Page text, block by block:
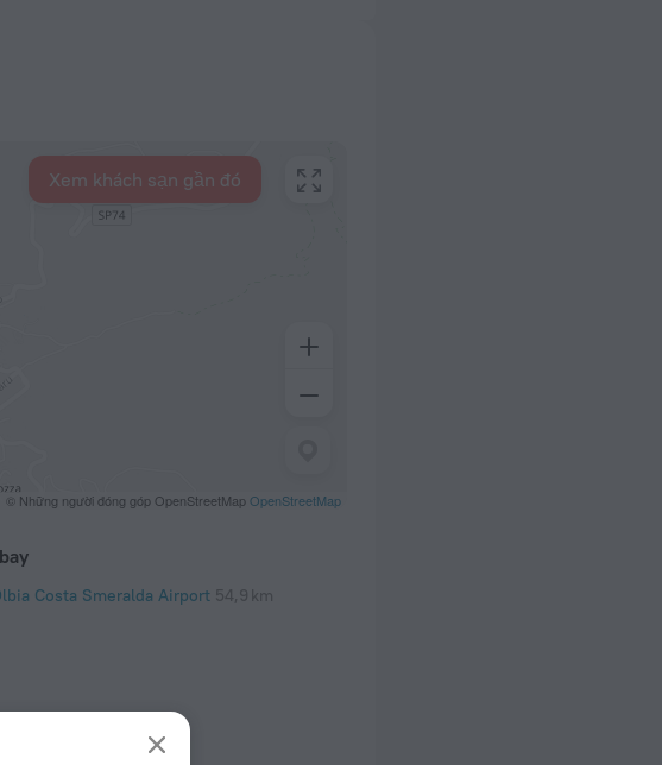
© Những người đóng góp OpenStreetMapOpenStreetMap
Xem khách sạn gần đó
Costa Smeralda Airport 54,9 km